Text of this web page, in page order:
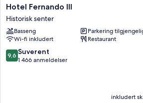
Hotel
Fernando
III
Historisk
senter
Hotel Fernando III
Historisk senter
Basseng
Parkering
Wi-fi inkludert
Restaurant
9.6
av
9,6 Suverent
1 466 anmeldelser
inkludert